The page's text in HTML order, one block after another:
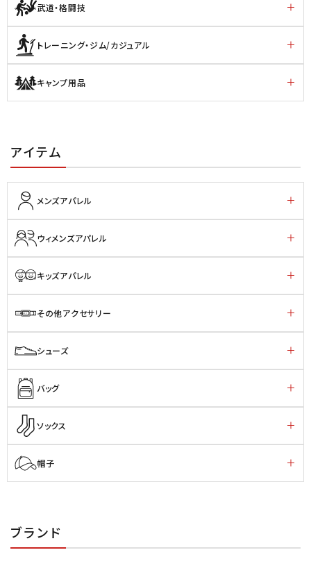
武道・格闘技
トレーニング・ジム/カジュアル
キャンプ用品
アイテム
メンズアパレル
ウィメンズアパレル
キッズアパレル
その他アクセサリー
シューズ
バッグ
ソックス
帽子
ブランド